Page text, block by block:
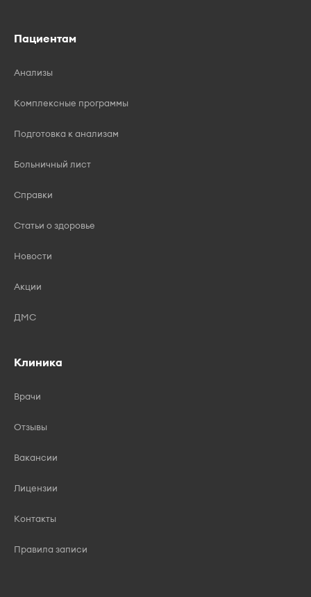
Пациентам
Анализы
Комплексные программы
Подготовка к анализам
Больничный лист
Справки
Статьи о здоровье
Новости
Акции
ДМС
Клиника
Врачи
Отзывы
Вакансии
Лицензии
Контакты
Правила записи